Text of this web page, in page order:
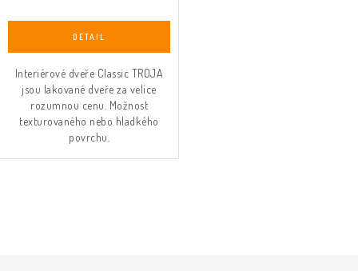
Interiérové dveře Classic TROJA
jsou lakované dveře za velice
rozumnou cenu. Možnost
texturovaného nebo hladkého
povrchu.